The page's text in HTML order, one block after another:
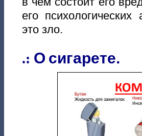
его
это зло.
.: О сигарете.